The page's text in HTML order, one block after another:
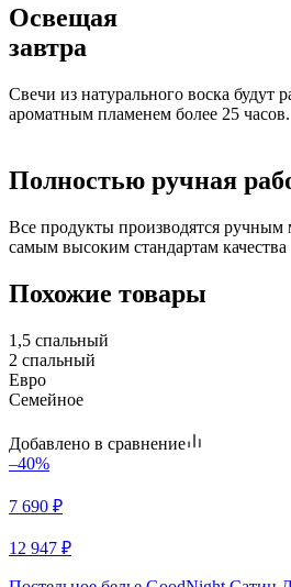
Освещая
завтра
Свечи из натурального воска будут
ароматным пламенем более 25 часов.
Полностью ручная
Все продукты производятся ручным
самым высоким стандартам качества
Похожие товары
1,5 спальный
2 спальный
Евро
Семейное
Добавлено в сравнение
–40%
7 690 ₽
12 947 ₽